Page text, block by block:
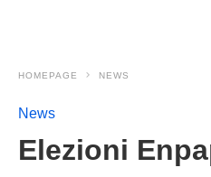
HOMEPAGE NEWS
News
Elezioni